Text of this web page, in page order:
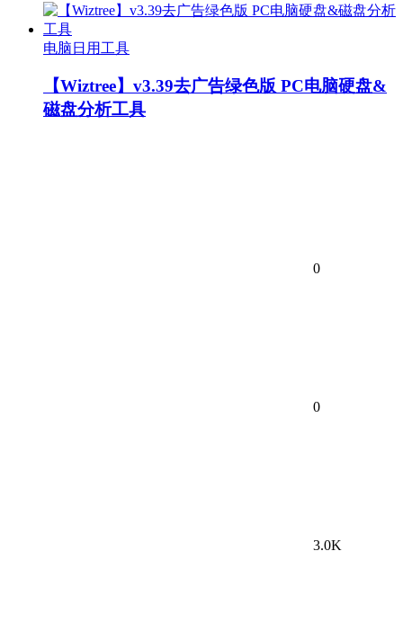
电脑日用工具
【Wiztree】v3.39去广告绿色版 PC电脑硬盘&
磁盘分析工具
0
0
3.0K